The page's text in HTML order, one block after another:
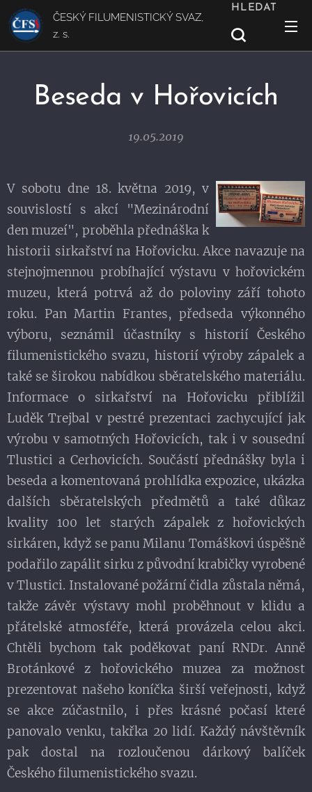
ČESKÝ FILUMENISTICKÝ SVAZ,
z. s.
HLEDAT
Beseda v Hořovicích
19.05.2019
V sobotu dne 18. května 2019, v
souvislostí s akcí "Mezinárodní
den muzeí", proběhla přednáška k
historii sirkařství na Hořovicku. Akce navazuje na
stejnojmennou probíhající výstavu v hořovickém
muzeu, která potrvá až do poloviny září tohoto
roku. Pan Martin Frantes, předseda výkonného
výboru, seznámil účastníky s historií Českého
filumenistického svazu, historií výroby zápalek a
také se širokou nabídkou sběratelského materiálu.
Informace o sirkařství na Hořovicku přiblížil
Luděk Trejbal v pestré prezentaci zachycující jak
výrobu v samotných Hořovicích, tak i v sousední
Tlustici a Cerhovicích. Součástí přednášky byla i
beseda a komentovaná prohlídka expozice, ukázka
dalších sběratelských předmětů a také důkaz
kvality 100 let starých zápalek z hořovických
sirkáren, když se panu Milanu Tomáškovi úspěšně
podařilo zapálit sirku z původní krabičky vyrobené
v Tlustici. Instalované požární čidla zůstala němá,
takže závěr výstavy mohl proběhnout v klidu a
přátelské atmosféře, která provázela celou akci.
Chtěli bychom tak poděkovat paní RNDr. Anně
Brotánkové z hořovického muzea za možnost
prezentovat našeho koníčka širší veřejnosti, když
se akce zúčastnilo, i přes krásné počasí které
panovalo venku, takřka 20 lidí. Každý návštěvník
pak dostal na rozloučenou dárkový balíček
Českého filumenistického svazu.